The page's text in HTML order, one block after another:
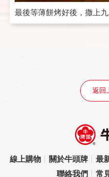
最後等薄餅烤好後，撒上九
返回
線上購物 關於牛頭牌 最
聯絡我們
常